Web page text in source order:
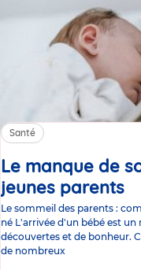
Santé
Le manque de
jeunes parents
Le sommeil des parents :
né L'arrivée d'un bébé est
découvertes et de bonheur.
de nombreux